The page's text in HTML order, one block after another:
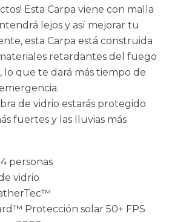
Esta Carpa viene con malla
lejos y así mejorar tu
esta Carpa está construida
retardantes del fuego
lo que te dará más tiempo de
de vidrio estarás protegido
fuertes y las lluvias más
personas
vidrio
Protección solar 50+ FPS